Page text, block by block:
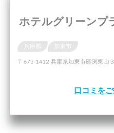
ホテルグリーンプ
〒673-1412 兵庫県加東市廻渕東山
口コミを